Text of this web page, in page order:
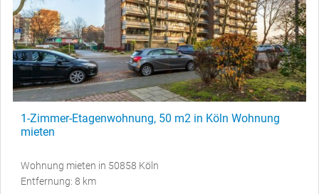
1-Zimmer-Etagenwohnung, 50 m2 in Köln Wohnung
mieten
Wohnung mieten in 50858 Köln
Entfernung: 8 km